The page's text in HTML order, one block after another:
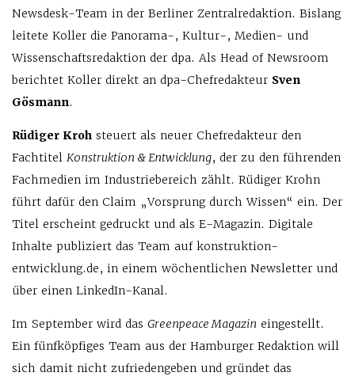
Newsdesk-Team in der Berliner Zentralredaktion. Bislang
leitete Koller die Panorama-, Kultur-, Medien- und
Wissenschaftsredaktion der dpa. Als Head of Newsroom
berichtet Koller direkt an dpa-Chefredakteur Sven
Gösmann.
Rüdiger Kroh steuert als neuer Chefredakteur den
Fachtitel Konstruktion & Entwicklung, der zu den führenden
Fachmedien im Industriebereich zählt. Rüdiger Krohn
führt dafür den Claim „Vorsprung durch Wissen“ ein. Der
Titel erscheint gedruckt und als E-Magazin. Digitale
Inhalte publiziert das Team auf konstruktion-
entwicklung.de, in einem wöchentlichen Newsletter und
über einen LinkedIn-Kanal.
Im September wird das Greenpeace Magazin eingestellt.
Ein fünfköpfiges Team aus der Hamburger Redaktion will
sich damit nicht zufriedengeben und gründet das